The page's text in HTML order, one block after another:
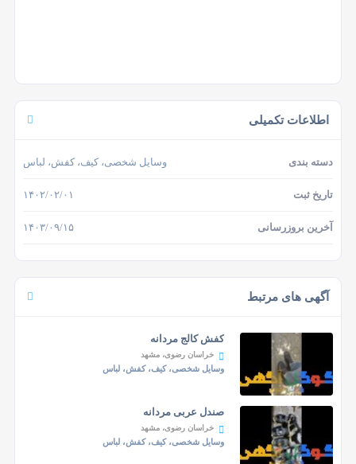
اطلاعات تکمیلی
دسته بندی وسایل شخصی، کیف، کفش، لباس
تاریخ ثبت ۱۴۰۲/۰۲/۰۱
آخرین بروزرسانی ۱۴۰۳/۰۹/۱۵
آگهی های مرتبط
کفش کالج مردانه
خراسان رضوی، مشهد
وسایل شخصی، کیف، کفش، لباس
صندل عربی مردانه
خراسان رضوی، مشهد
وسایل شخصی، کیف، کفش، لباس